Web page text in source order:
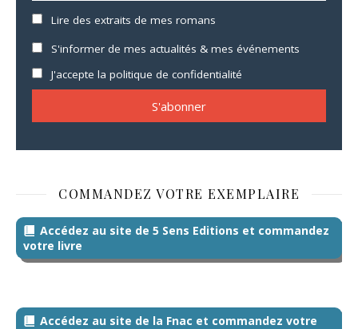
Lire des extraits de mes romans
S'informer de mes actualités & mes événements
J'accepte la politique de confidentialité
COMMANDEZ VOTRE EXEMPLAIRE
Accédez au site de 5 Sens Editions et commandez
votre livre
Accédez au site de la Fnac et commandez votre